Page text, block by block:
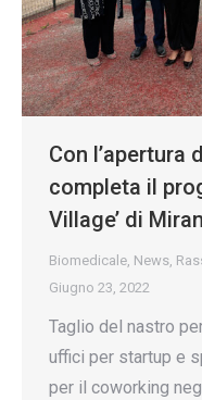
Con l’apertura
completa il
Village’ di
Biomedicale, News,
Giugno 23, 2022
Taglio del nastro
uffici per startup e
per il coworking